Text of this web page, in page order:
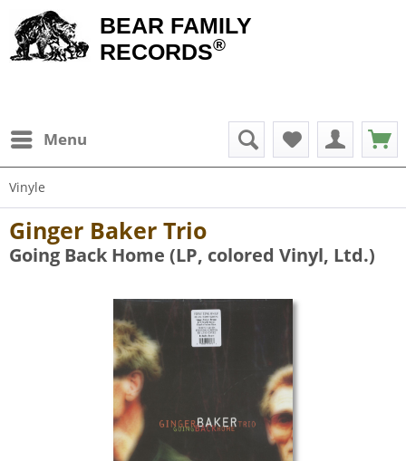
BEAR FAMILY
RECORDS®
Menu
Vinyle
Ginger Baker Trio
Going Back Home (LP, colored Vinyl, Ltd.)